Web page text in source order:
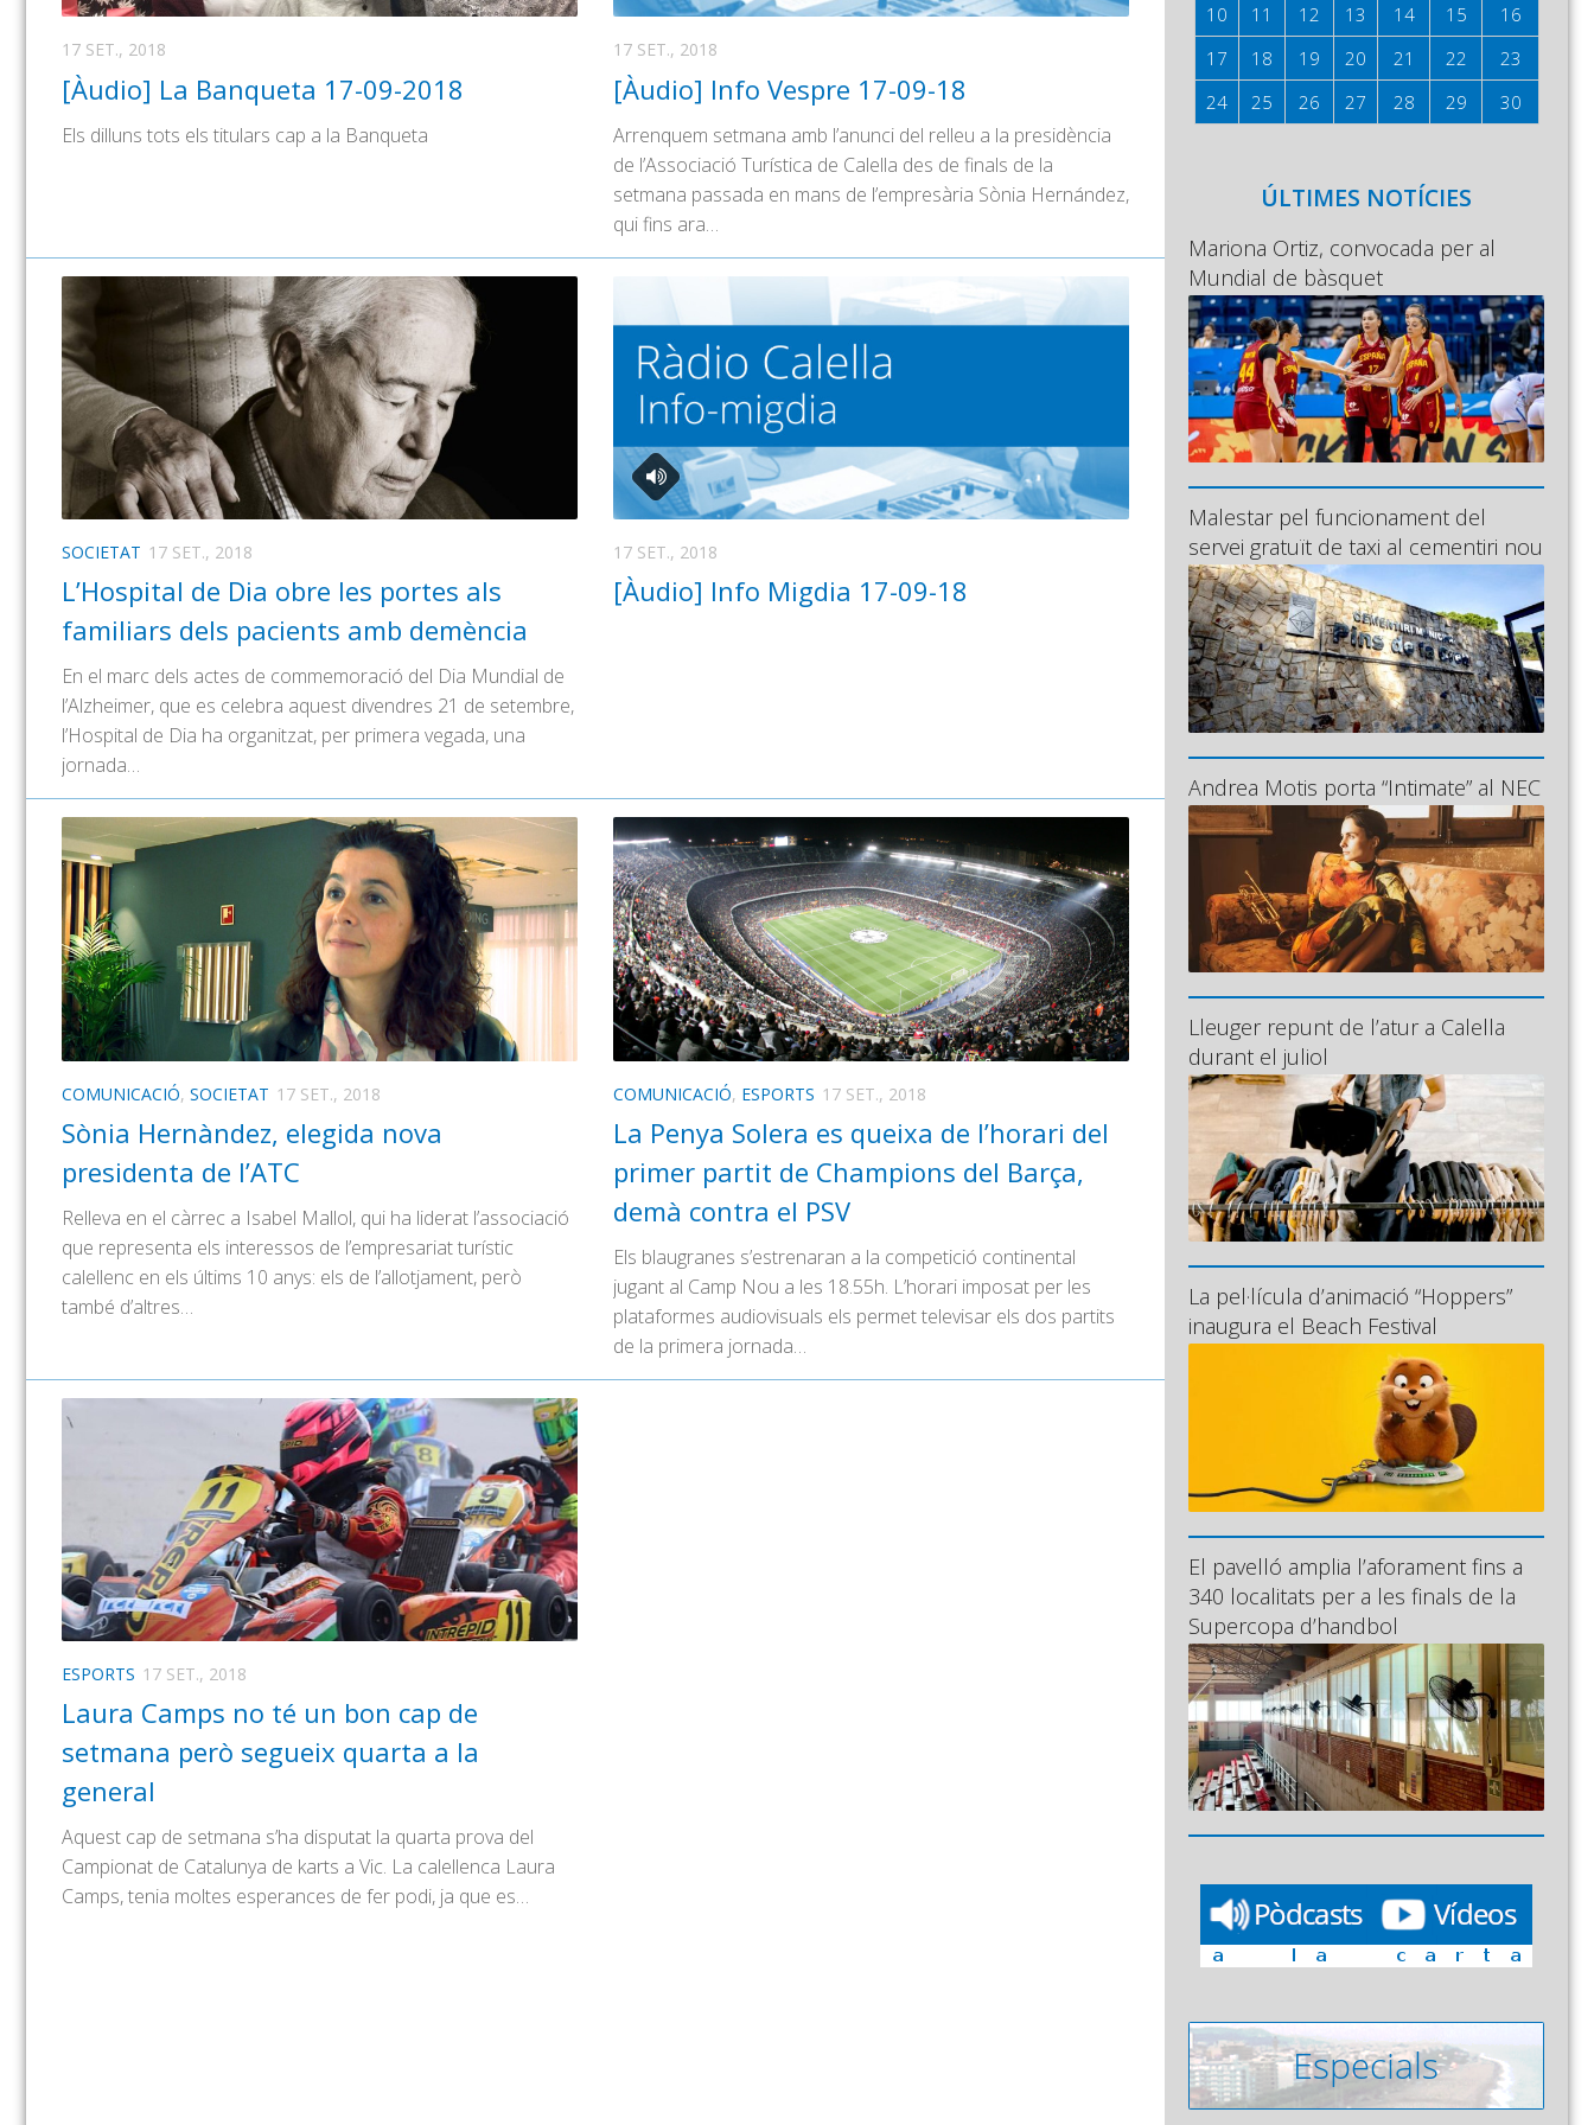
17 SET., 2018
[Àudio] La Banqueta 17-09-2018
Els dilluns tots els titulars cap a la Banqueta
17 SET., 2018
[Àudio] Info Vespre 17-09-18
Arrenquem setmana amb l’anunci del relleu a la presidència
de l’Associació Turística de Calella des de finals de la
setmana passada en mans de l’empresària Sònia Hernández,
qui fins ara…
SOCIETAT 17 SET., 2018
L’Hospital de Dia obre les portes als
familiars dels pacients amb demència
En el marc dels actes de commemoració del Dia Mundial de
l’Alzheimer, que es celebra aquest divendres 21 de setembre,
l’Hospital de Dia ha organitzat, per primera vegada, una
jornada…
17 SET., 2018
[Àudio] Info Migdia 17-09-18
COMUNICACIÓ, SOCIETAT 17 SET., 2018
Sònia Hernàndez, elegida nova
presidenta de l’ATC
Relleva en el càrrec a Isabel Mallol, qui ha liderat l’associació
que representa els interessos de l’empresariat turístic
calellenc en els últims 10 anys: els de l’allotjament, però
també d’altres…
COMUNICACIÓ, ESPORTS 17 SET., 2018
La Penya Solera es queixa de l’horari del
primer partit de Champions del Barça,
demà contra el PSV
Els blaugranes s’estrenaran a la competició continental
jugant al Camp Nou a les 18.55h. L’horari imposat per les
plataformes audiovisuals els permet televisar els dos partits
de la primera jornada…
ESPORTS 17 SET., 2018
Laura Camps no té un bon cap de
setmana però segueix quarta a la
general
Aquest cap de setmana s’ha disputat la quarta prova del
Campionat de Catalunya de karts a Vic. La calellenca Laura
Camps, tenia moltes esperances de fer podi, ja que es…
10 11 12 13 14 15
16
17
18 19 20 21 22
23
24
25 26 27 28 29 30
ÚLTIMES NOTÍCIES
Mariona Ortiz, convocada per al
Mundial de bàsquet
Malestar pel funcionament del
servei gratuït de taxi al cementiri nou
Andrea Motis porta “Intimate” al NEC
Lleuger repunt de l’atur a Calella
durant el juliol
La pel·lícula d’animació “Hoppers”
inaugura el Beach Festival
El pavelló amplia l’aforament fins a
340 localitats per a les finals de la
Supercopa d’handbol